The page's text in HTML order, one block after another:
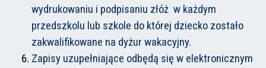
wydrukowaniu i podpisaniu złóż w każdym
przedszkolu lub szkole do której dziecko zostało
zakwalifikowane na dyżur wakacyjny.
Zapisy uzupełniające odbędą się w elektronicznym